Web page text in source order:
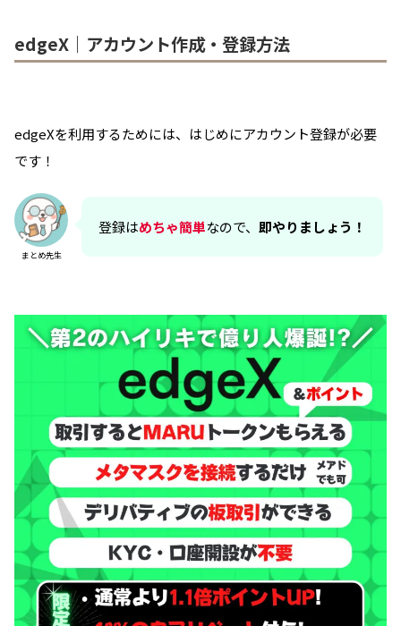
edgeX｜アカウント作成・登録方法
edgeXを利用するためには、はじめにアカウント登録が必要
です！
まとめ先生
登録はめちゃ簡単なので、 即やりましょう！